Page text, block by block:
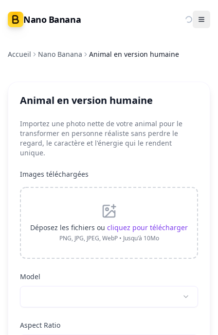
Nano Banana
Accueil Nano Banana Animal en version humaine
Animal en version humaine
Importez une photo nette de votre animal pour le
transformer en personne réaliste sans perdre le
regard, le caractère et l'énergie qui le rendent
unique.
Images téléchargées
Déposez les fichiers ou cliquez pour télécharger
PNG, JPG, JPEG, WebP • Jusqu'à 10Mo
Model
Aspect Ratio